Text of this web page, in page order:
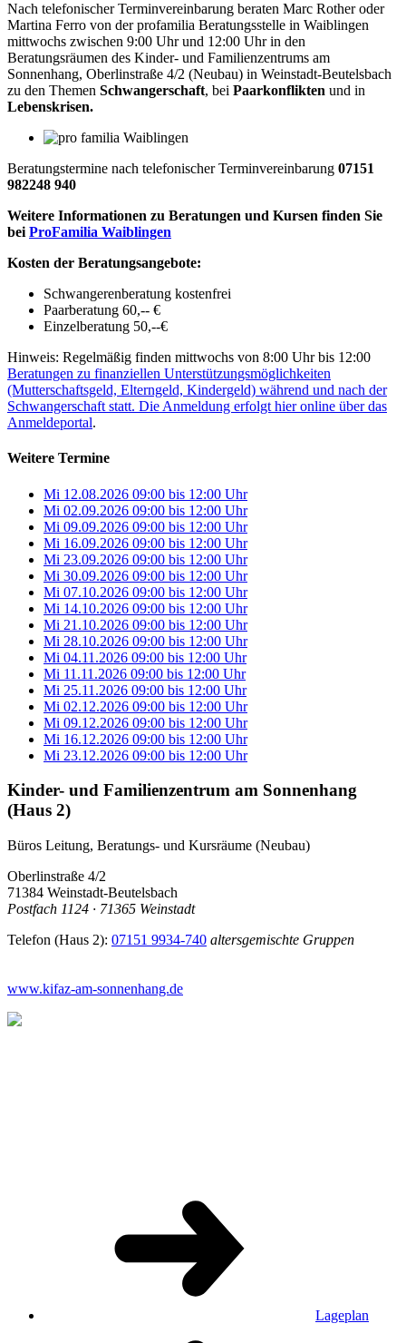
Nach telefonischer Terminvereinbarung beraten Marc Rother oder
Martina Ferro von der profamilia Beratungsstelle in Waiblingen
mittwochs zwischen 9:00 Uhr und 12:00 Uhr in den
Beratungsräumen des Kinder- und Familienzentrums am
Sonnenhang, Oberlinstraße 4/2 (Neubau) in Weinstadt-Beutelsbach
zu den Themen Schwangerschaft, bei Paarkonflikten und in
Lebenskrisen.
Beratungstermine nach telefonischer Terminvereinbarung 07151
982248 940
Weitere Informationen zu Beratungen und Kursen finden Sie
bei ProFamilia Waiblingen
Kosten der Beratungsangebote:
Schwangerenberatung kostenfrei
Paarberatung 60,-- €
Einzelberatung 50,--€
Hinweis: Regelmäßig finden mittwochs von 8:00 Uhr bis 12:00
Beratungen zu finanziellen Unterstützungsmöglichkeiten
(Mutterschaftsgeld, Elterngeld, Kindergeld) während und nach der
Schwangerschaft statt. Die Anmeldung erfolgt hier online über das
Anmeldeportal.
Weitere Termine
Mi 12.08.2026 09:00 bis 12:00 Uhr
Mi 02.09.2026 09:00 bis 12:00 Uhr
Mi 09.09.2026 09:00 bis 12:00 Uhr
Mi 16.09.2026 09:00 bis 12:00 Uhr
Mi 23.09.2026 09:00 bis 12:00 Uhr
Mi 30.09.2026 09:00 bis 12:00 Uhr
Mi 07.10.2026 09:00 bis 12:00 Uhr
Mi 14.10.2026 09:00 bis 12:00 Uhr
Mi 21.10.2026 09:00 bis 12:00 Uhr
Mi 28.10.2026 09:00 bis 12:00 Uhr
Mi 04.11.2026 09:00 bis 12:00 Uhr
Mi 11.11.2026 09:00 bis 12:00 Uhr
Mi 25.11.2026 09:00 bis 12:00 Uhr
Mi 02.12.2026 09:00 bis 12:00 Uhr
Mi 09.12.2026 09:00 bis 12:00 Uhr
Mi 16.12.2026 09:00 bis 12:00 Uhr
Mi 23.12.2026 09:00 bis 12:00 Uhr
Kinder- und Familienzentrum am Sonnenhang
(Haus 2)
Büros Leitung, Beratungs- und Kursräume (Neubau)
Oberlinstraße 4/2
71384 Weinstadt-Beutelsbach
Postfach 1124 · 71365 Weinstadt
Telefon (Haus 2): 07151 9934-740 altersgemischte Gruppen
www.kifaz-am-sonnenhang.de
Lageplan